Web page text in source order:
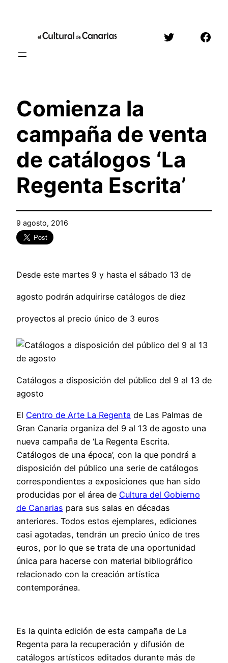
contenido
Twitter
Comienza la
campaña de venta
de catálogos ‘La
Regenta Escrita’
9 agosto, 2016
Desde este martes 9 y hasta el sábado 13 de
agosto podrán adquirirse catálogos de diez
proyectos al precio único de 3 euros
Catálogos a disposición del público del 9 al 13 de
agosto
El Centro de Arte La Regenta de Las Palmas de
Gran Canaria organiza del 9 al 13 de agosto una
nueva campaña de ‘La Regenta Escrita.
Catálogos de una época’, con la que pondrá a
disposición del público una serie de catálogos
correspondientes a exposiciones que han sido
producidas por el área de Cultura del Gobierno
de Canarias para sus salas en décadas
anteriores. Todos estos ejemplares, ediciones
casi agotadas, tendrán un precio único de tres
euros, por lo que se trata de una oportunidad
única para hacerse con material bibliográfico
relacionado con la creación artística
contemporánea.
Es la quinta edición de esta campaña de La
Regenta para la recuperación y difusión de
catálogos artísticos editados durante más de